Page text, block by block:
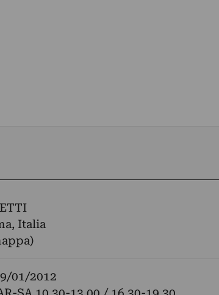
Italia
01/2012